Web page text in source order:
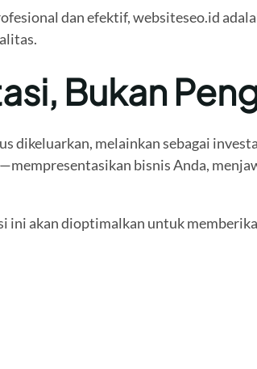
dan efektif, websiteseo.id
Bukan
dikeluarkan, melainkan sebagai
bisnis Anda,
akan dioptimalkan untuk